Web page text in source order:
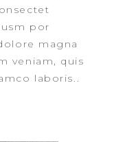
por
magna
veniam, quis
laboris..